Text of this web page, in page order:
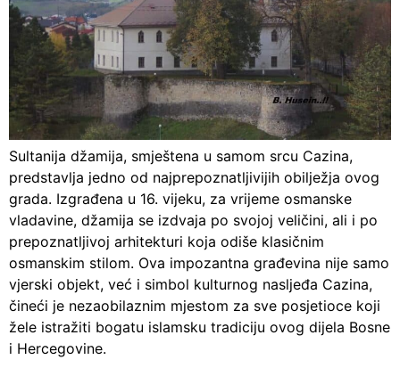
Sultanija džamija, smještena u samom srcu Cazina,
predstavlja jedno od najprepoznatljivijih obilježja ovog
grada. Izgrađena u 16. vijeku, za vrijeme osmanske
vladavine, džamija se izdvaja po svojoj veličini, ali i po
prepoznatljivoj arhitekturi koja odiše klasičnim
osmanskim stilom. Ova impozantna građevina nije samo
vjerski objekt, već i simbol kulturnog nasljeđa Cazina,
čineći je nezaobilaznim mjestom za sve posjetioce koji
žele istražiti bogatu islamsku tradiciju ovog dijela Bosne
i Hercegovine.